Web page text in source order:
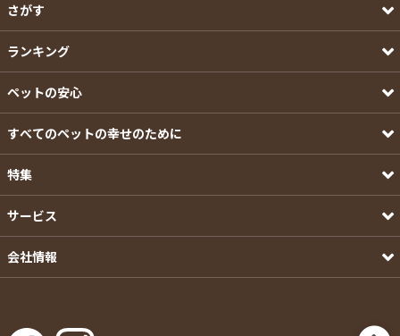
さがす
ランキング
ペットの安心
すべてのペットの幸せのために
特集
サービス
会社情報